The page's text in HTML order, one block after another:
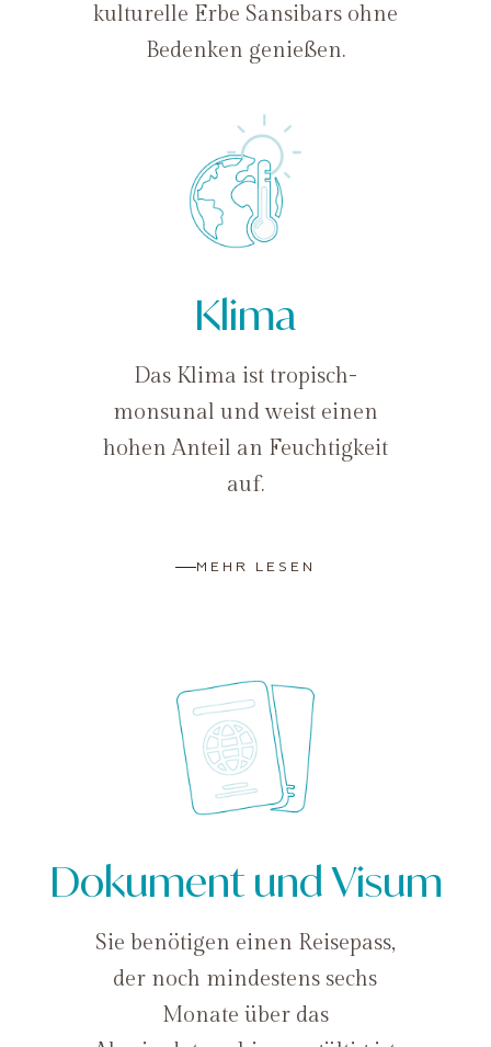
kulturelle Erbe Sansibars ohne
Bedenken genießen.
Klima
Das Klima ist tropisch-
monsunal und weist einen
hohen Anteil an Feuchtigkeit
auf.
MEHR LESEN
Dokument und Visum
Sie benötigen einen Reisepass,
der noch mindestens sechs
Monate über das